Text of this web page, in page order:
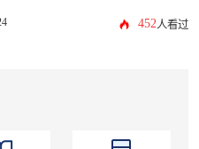
452人看过